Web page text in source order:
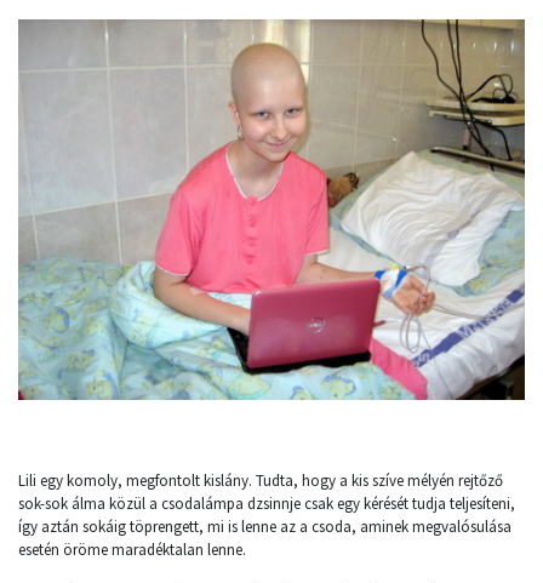
Lili egy komoly, megfontolt kislány. Tudta, hogy a kis szíve mélyén rejtőző
sok-sok álma közül a csodalámpa dzsinnje csak egy kérését tudja teljesíteni,
így aztán sokáig töprengett, mi is lenne az a csoda, aminek megvalósulása
esetén öröme maradéktalan lenne.